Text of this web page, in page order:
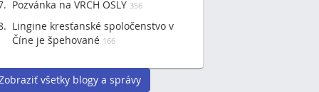
Pozvánka na VRCH OSLY 356
Lingine kresťanské spoločenstvo v
Číne je špehované 166
všetky blogy a správy